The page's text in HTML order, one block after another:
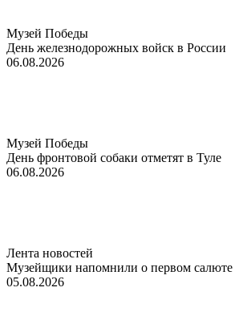
Музей Победы
День железнодорожных войск в России
06.08.2026
Музей Победы
День фронтовой собаки отметят в Туле
06.08.2026
Лента новостей
Музейщики напомнили о первом салюте
05.08.2026